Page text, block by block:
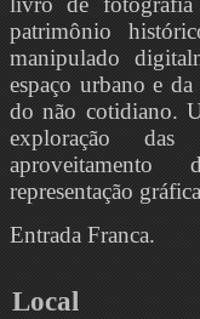
patrimônio
manipulado
espaço urbano e
do não cotidiano.
exploração
representação
Entrada Franca.
Local